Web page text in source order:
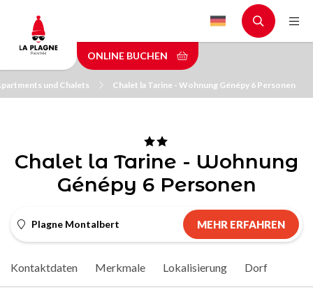
main
content
ONLINE BUCHEN
und Chalets Chalet la Tarine - Wohnung Génépy 6 Personen
Chalet la Tarine - Wohnung
Génépy 6 Personen
Plagne Montalbert MEHR ERFAHREN
Kontaktdaten Merkmale Lokalisierung Dorf